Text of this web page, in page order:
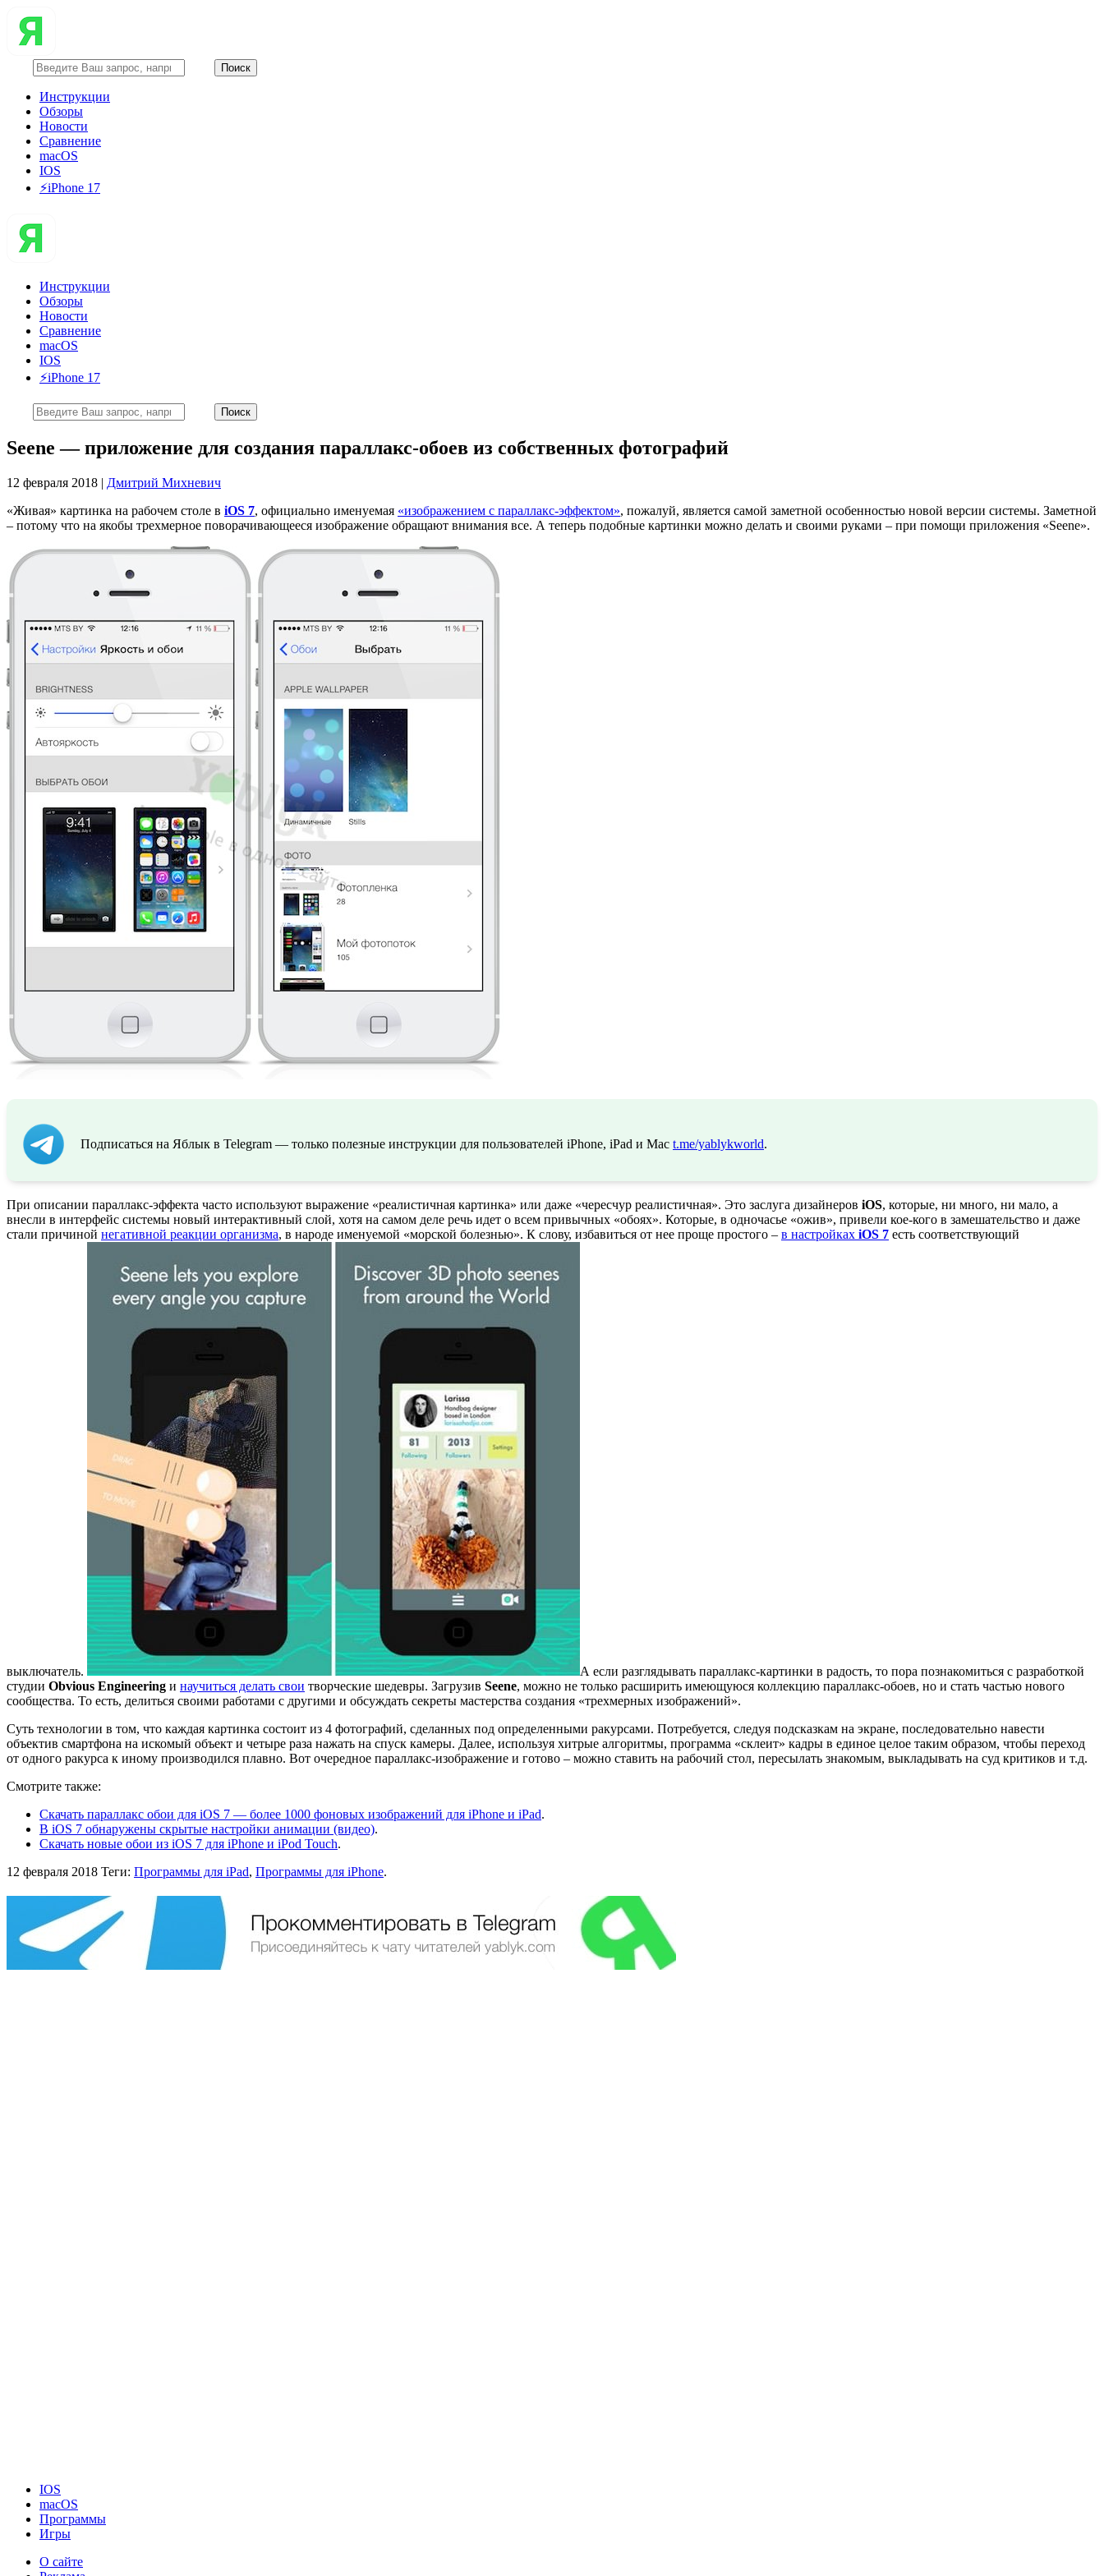
Инструкции
Обзоры
Новости
Сравнение
macOS
IOS
⚡️iPhone 17
Инструкции
Обзоры
Новости
Сравнение
macOS
IOS
⚡️iPhone 17
Seene — приложение для создания параллакс-обоев из собственных фотографий
12 февраля 2018 | Дмитрий Михневич
«Живая» картинка на рабочем столе в iOS 7, официально именуемая «изображением с параллакс-эффектом», пожалуй, является самой заметной особенностью новой версии системы. Заметной
– потому что на якобы трехмерное поворачивающееся изображение обращают внимания все. А теперь подобные картинки можно делать и своими руками – при помощи приложения «Seene».
Подписаться на Яблык в Telegram — только полезные инструкции для пользователей iPhone, iPad и Mac t.me/yablykworld.
При описании параллакс-эффекта часто используют выражение «реалистичная картинка» или даже «чересчур реалистичная». Это заслуга дизайнеров iOS, которые, ни много, ни мало, а
внесли в интерфейс системы новый интерактивный слой, хотя на самом деле речь идет о всем привычных «обоях». Которые, в одночасье «ожив», привели кое-кого в замешательство и даже
стали причиной негативной реакции организма, в народе именуемой «морской болезнью». К слову, избавиться от нее проще простого – в настройках iOS 7 есть соответствующий
выключатель.
А если разглядывать параллакс-картинки в радость, то пора познакомиться с разработкой
студии Obvious Engineering и научиться делать свои творческие шедевры. Загрузив Seene, можно не только расширить имеющуюся коллекцию параллакс-обоев, но и стать частью нового
сообщества. То есть, делиться своими работами с другими и обсуждать секреты мастерства создания «трехмерных изображений».
Суть технологии в том, что каждая картинка состоит из 4 фотографий, сделанных под определенными ракурсами. Потребуется, следуя подсказкам на экране, последовательно навести
объектив смартфона на искомый объект и четыре раза нажать на спуск камеры. Далее, используя хитрые алгоритмы, программа «склеит» кадры в единое целое таким образом, чтобы переход
от одного ракурса к иному производился плавно. Вот очередное параллакс-изображение и готово – можно ставить на рабочий стол, пересылать знакомым, выкладывать на суд критиков и т.д.
Смотрите также:
Скачать параллакс обои для iOS 7 — более 1000 фоновых изображений для iPhone и iPad.
В iOS 7 обнаружены скрытые настройки анимации (видео).
Скачать новые обои из iOS 7 для iPhone и iPod Touch.
12 февраля 2018 Теги: Программы для iPad, Программы для iPhone.
IOS
macOS
Программы
Игры
О сайте